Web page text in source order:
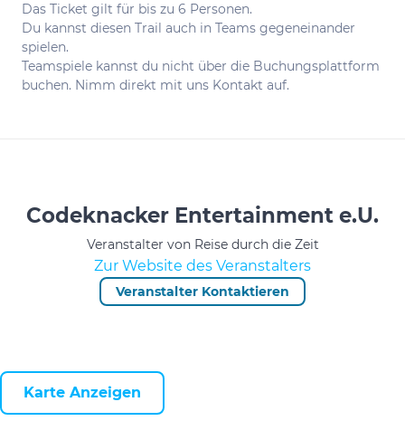
Das Ticket gilt für bis zu 6 Personen.
Du kannst diesen Trail auch in Teams gegeneinander
spielen.
Teamspiele kannst du nicht über die Buchungsplattform
buchen. Nimm direkt mit uns Kontakt auf.
Codeknacker Entertainment e.U.
Veranstalter von Reise durch die Zeit
Zur Website des Veranstalters
Veranstalter Kontaktieren
Karte Anzeigen